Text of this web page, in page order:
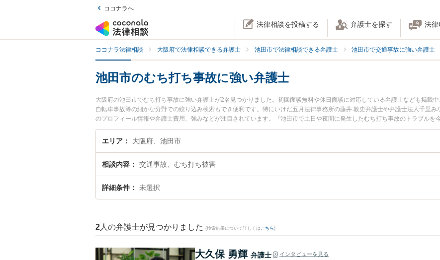
ココナラへ
法律相談を投稿する 弁護士を探す 法律
ココナラ法律相談 大阪府で法律相談できる弁護士 池田市で法律相談できる弁護士 池田市で交通事故に強い弁護士
池田市のむち打ち事故に強い弁護士
大阪府の池田市でむち打ち事故に強い弁護士が2名見つかりました。初回面談無料や休日面談に対応している弁護士なども掲載
自転車事故等の細かな分野での絞り込み検索もでき便利です。特にいけだ五月法律事務所の藤井 敦史弁護士や弁護士法人千里
のプロフィール情報や弁護士費用、強みなどが注目されています。『池田市で土日や夜間に発生したむち打ち事故のトラブルを
ラブル解決の実績豊富な近くの弁護士を検索したい』『初回相談無料でむち打ち事故を法律相談できる池田市内の弁護士に相談
です。
エリア 大阪府、池田市
相談内容 交通事故、むち打ち被害
詳細条件 未選択
2 人の弁護士が見つかりました (検索結果について詳しくは こちら)
大久保 勇輝 弁護士 インタビューを見る